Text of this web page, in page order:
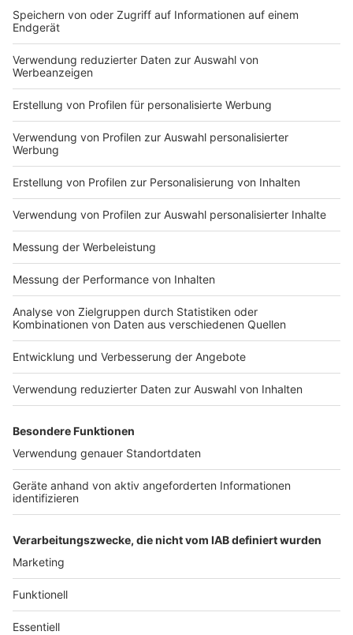
Quarantäne zu begeben.
Anzeige
Erstmals seit Juni beraten am Donnerstag (11.00 Uhr)
die Ministerpräsidenten der Länder wieder mit der
Kanzlerin über eine Neuausrichtung der Corona-
Strategie. Grundsätzlich stand vorab die Frage im
Raum, ob man wieder zu einheitlichen Regeln gelangen
kann, nachdem die Länder in den vergangenen Wochen
je eigene Maßnahmen ergriffen hatten.
Widerstand aus Mecklenburg-Vorpommern
Anzeige
Mecklenburg-Vorpommerns Ministerpräsidentin
erneut gegen eine bundeseinheitliche Regelung für
Familienfeiern aus. "Das werde ich auf keinen Fall
mitmachen", sagte sie am Donnerstagmorgen im
Deutschlandfunk. Die Infektionslage vor Ort sei
ausschlaggebend.
Anzeige